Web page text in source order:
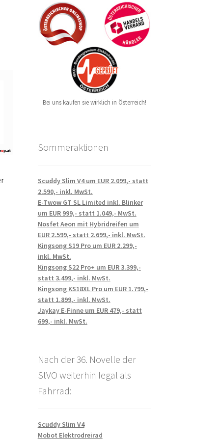
Bei uns kaufen sie wirklich in Österreich!
Sommeraktionen
Scuddy Slim V4 um EUR 2.099,- statt
2.590,- inkl. MwSt.
E-Twow GT SL Limited inkl. Blinker
um EUR 999,- statt 1.049,- MwSt.
Nosfet Aeon mit Hybridreifen um
EUR 2.599,- statt 2.699,- inkl. MwSt.
Kingsong S19 Pro um EUR 2.299,-
inkl. MwSt.
Kingsong S22 Pro+ um EUR 3.399,-
statt 3.499,- inkl. MwSt.
Kingsong KS18XL Pro um EUR 1.799,-
statt 1.899,- inkl. MwSt.
Jaykay E-Finne um EUR 479,- statt
699,- inkl. MwSt.
Nach der 36. Novelle der
StVO weiterhin legal als
Fahrrad:
Scuddy Slim V4
Mobot Elektrodreirad